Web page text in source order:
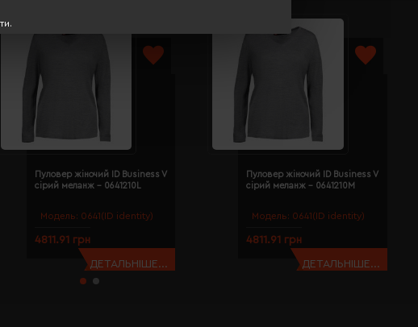
Модель: 0641(ID identity)
Пуловер жіночий ID Business V
сірий меланж - 0641210L
4811.91 грн
ДЕТАЛЬНІШЕ...
Модель: 0641(ID identity)
Пуловер жіночий ID Business V
сірий меланж - 0641210M
4811.91 грн
ДЕТАЛЬНІШЕ...